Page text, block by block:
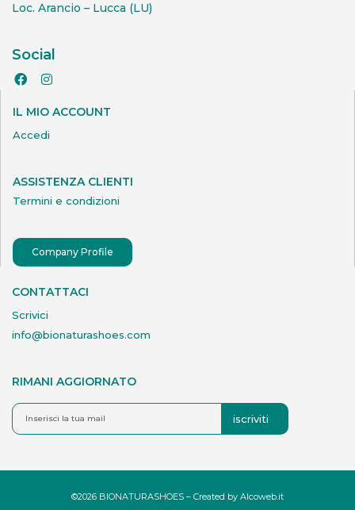
Loc. Arancio – Lucca (LU)
Social
IL MIO ACCOUNT
Accedi
ASSISTENZA CLIENTI
Termini e condizioni
Company Profile
CONTATTACI
Scrivici
info@bionaturashoes.com
RIMANI AGGIORNATO
iscriviti
©2026 BIONATURASHOES – Created by Alcoweb.it